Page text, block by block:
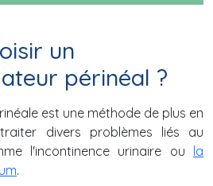
un
périnéal ?
est une méthode de plus en
divers problèmes liés au
l'incontinence urinaire ou la
.